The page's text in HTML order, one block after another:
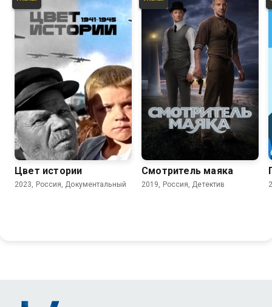
9.0
Цвет истории
2023, Россия, Документальный
4.4
Смотритель маяка
2019, Россия, Детектив